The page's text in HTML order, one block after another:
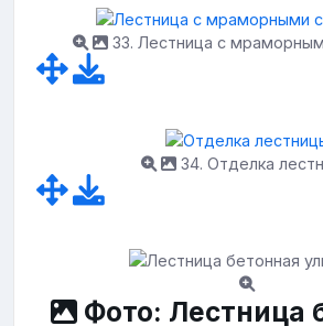
33. Лестница с
34. Отделка
Фото: Лестница